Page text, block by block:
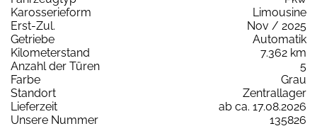
Karosserieform
Limousine
Erst-Zul.
Nov / 2025
Getriebe
Automatik
Kilometerstand
7.362 km
Anzahl der Türen
5
Farbe
Grau
Standort
Zentrallager
Lieferzeit
ab ca. 17.08.2026
Unsere Nummer
135826